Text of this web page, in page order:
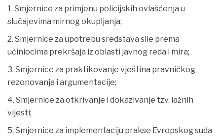
Smjernice za primjenu policijskih ovlašćenja u
slučajevima mirnog okupljanja;
Smjernice za upotrebu sredstava sile prema
učiniocima prekršaja iz oblasti javnog reda i mira;
Smjernice za praktikovanje vještina pravničkog
rezonovanja i argumentacije;
Smjernice za otkrivanje i dokazivanje tzv. lažnih
vijesti;
Smjernice za implementaciju prakse Evropskog suda